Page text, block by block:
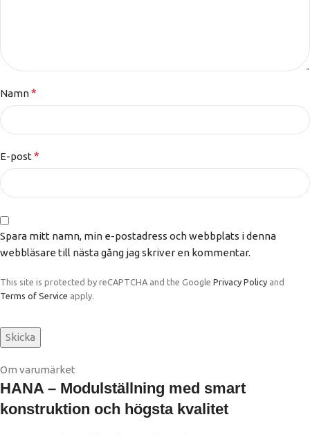
Namn*
E-post*
Spara mitt namn, min e-postadress och webbplats i denna
webbläsare till nästa gång jag skriver en kommentar.
This site is protected by reCAPTCHA and the Google Privacy Policy and
Terms of Service apply.
Om varumärket
HANA – Modulställning med smart
konstruktion och högsta kvalitet